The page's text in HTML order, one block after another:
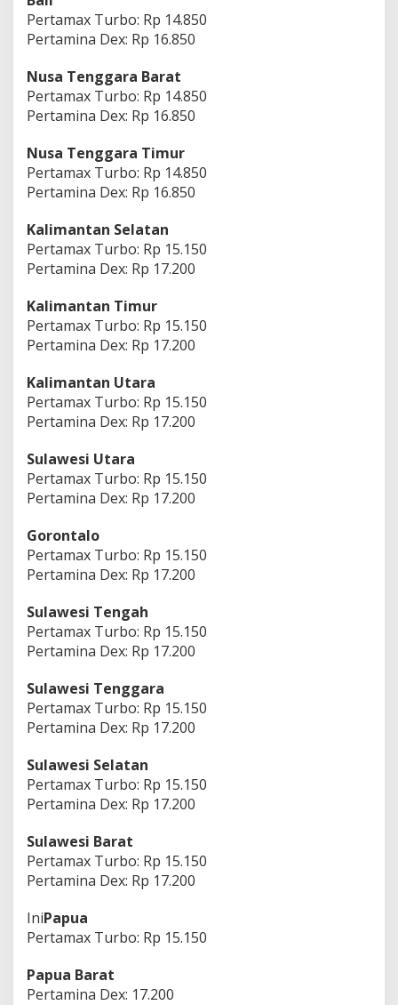
Pertamax Turbo: Rp 14.850
Pertamina Dex: Rp 16.850
Nusa Tenggara Barat
Pertamax Turbo: Rp 14.850
Pertamina Dex: Rp 16.850
Nusa Tenggara Timur
Pertamax Turbo: Rp 14.850
Pertamina Dex: Rp 16.850
Kalimantan Selatan
Pertamax Turbo: Rp 15.150
Pertamina Dex: Rp 17.200
Kalimantan Timur
Pertamax Turbo: Rp 15.150
Pertamina Dex: Rp 17.200
Kalimantan Utara
Pertamax Turbo: Rp 15.150
Pertamina Dex: Rp 17.200
Sulawesi Utara
Pertamax Turbo: Rp 15.150
Pertamina Dex: Rp 17.200
Gorontalo
Pertamax Turbo: Rp 15.150
Pertamina Dex: Rp 17.200
Sulawesi Tengah
Pertamax Turbo: Rp 15.150
Pertamina Dex: Rp 17.200
Sulawesi Tenggara
Pertamax Turbo: Rp 15.150
Pertamina Dex: Rp 17.200
Sulawesi Selatan
Pertamax Turbo: Rp 15.150
Pertamina Dex: Rp 17.200
Sulawesi Barat
Pertamax Turbo: Rp 15.150
Pertamina Dex: Rp 17.200
IniPapua
Pertamax Turbo: Rp 15.150
Papua Barat
Pertamina Dex: 17.200